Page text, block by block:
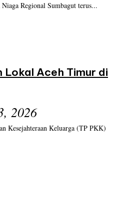
Regional Sumbagut terus...
Lokal Aceh Timur di
2026
Kesejahteraan Keluarga (TP PKK)